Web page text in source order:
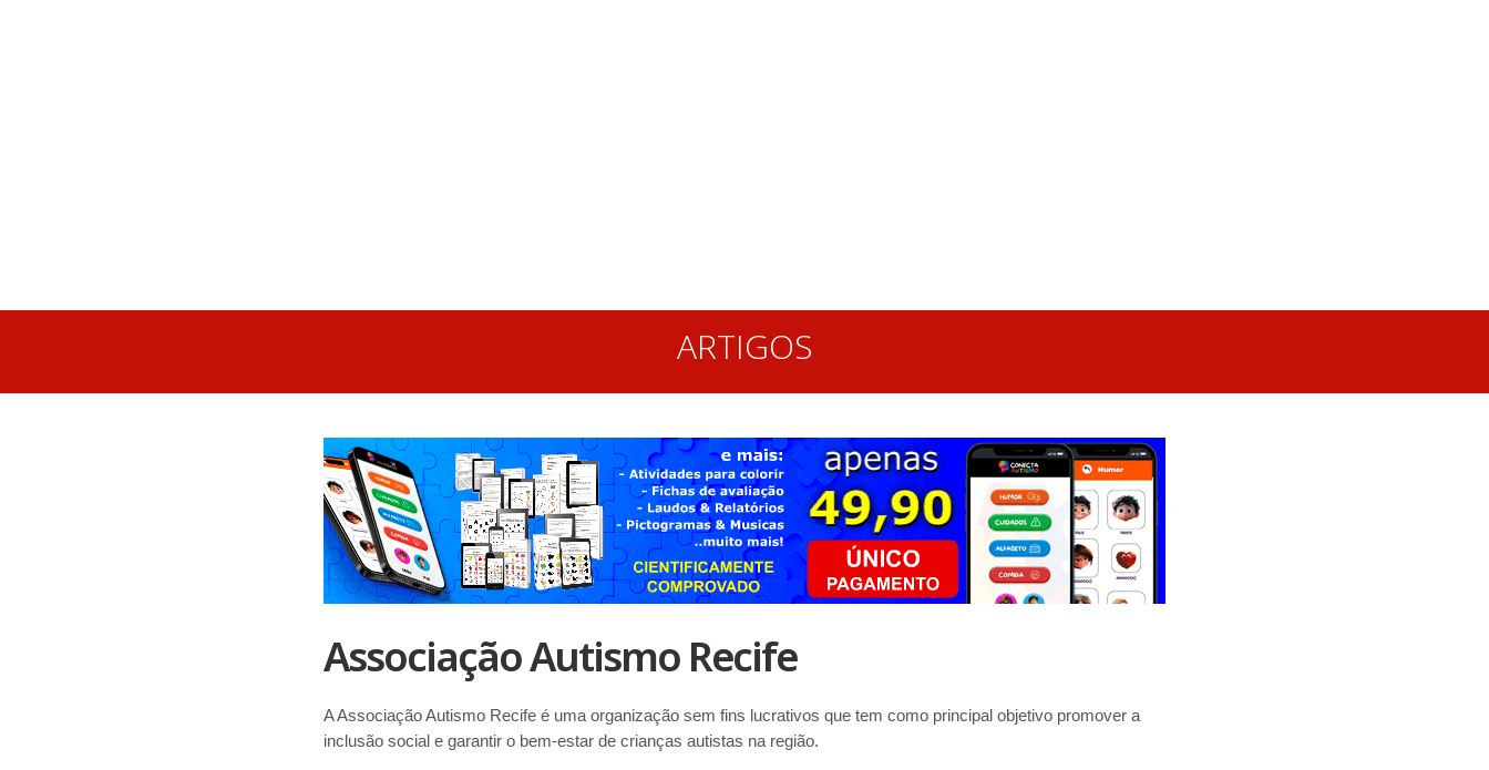
ARTIGOS
Associação Autismo Recife
A Associação Autismo Recife é uma organização sem fins lucrativos que tem como principal objetivo promover a
inclusão social e garantir o bem-estar de crianças autistas na região.